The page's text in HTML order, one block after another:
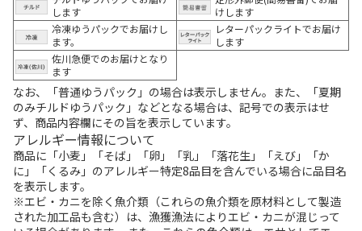
します
けします
冷凍ゆうパックでお届けし
ます。
レターパックライトでお届け
します
佐川急便でのお届けとなり
ます
なお、「普通ゆうパック」の場合は表示しません。また、「夏期
のみチルドゆうパック」などとなる場合は、記号での表示はせ
ず、商品内容欄にその旨を表示しています。
アレルギー情報について
商品に「小麦」「そば」「卵」「乳」「落花生」「えび」「か
に」「くるみ」のアレルギー特定8品目を含んでいる場合に品目名
を表示します。
※エビ・カニを除く魚介類（これらの魚介類を原材料として製造
された加工品も含む）は、漁獲漁法によりエビ・カニが混じって